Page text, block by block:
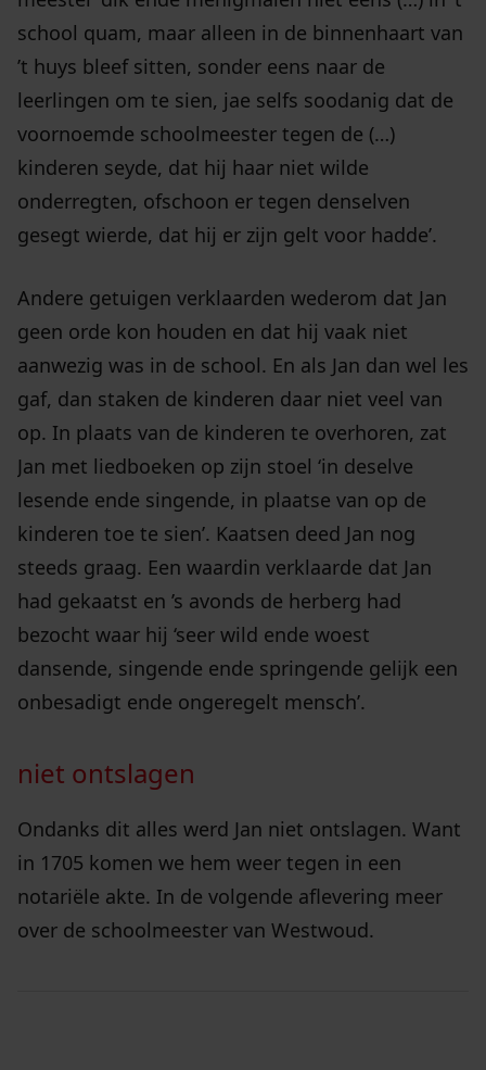
school quam, maar alleen in de binnenhaart van
’t huys bleef sitten, sonder eens naar de
leerlingen om te sien, jae selfs soodanig dat de
voornoemde schoolmeester tegen de (…)
kinderen seyde, dat hij haar niet wilde
onderregten, ofschoon er tegen denselven
gesegt wierde, dat hij er zijn gelt voor hadde’.
Andere getuigen verklaarden wederom dat Jan
geen orde kon houden en dat hij vaak niet
aanwezig was in de school. En als Jan dan wel les
gaf, dan staken de kinderen daar niet veel van
op. In plaats van de kinderen te overhoren, zat
Jan met liedboeken op zijn stoel ‘in deselve
lesende ende singende, in plaatse van op de
kinderen toe te sien’. Kaatsen deed Jan nog
steeds graag. Een waardin verklaarde dat Jan
had gekaatst en ’s avonds de herberg had
bezocht waar hij ‘seer wild ende woest
dansende, singende ende springende gelijk een
onbesadigt ende ongeregelt mensch’.
niet ontslagen
Ondanks dit alles werd Jan niet ontslagen. Want
in 1705 komen we hem weer tegen in een
notariële akte. In de volgende aflevering meer
over de schoolmeester van Westwoud.